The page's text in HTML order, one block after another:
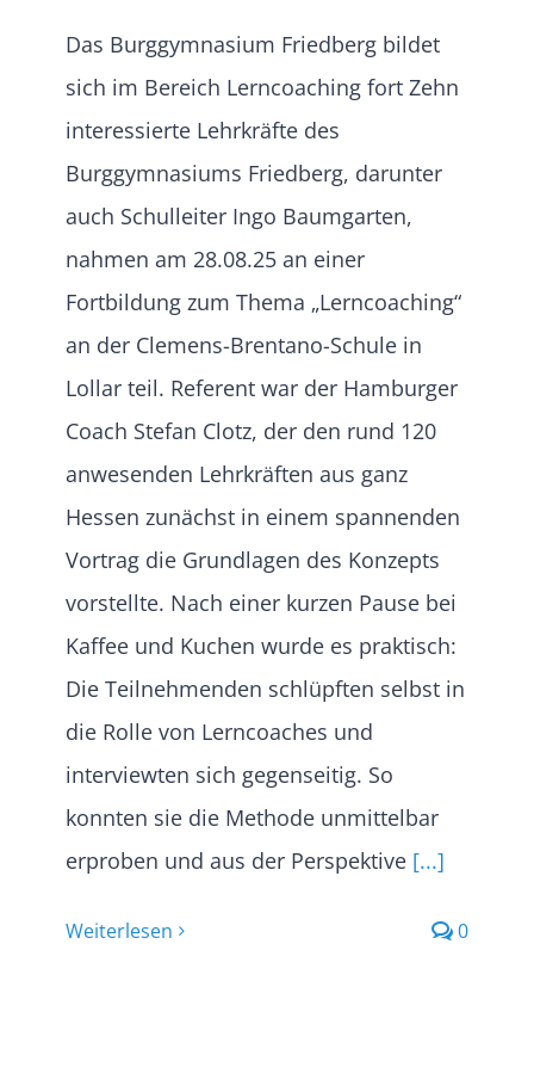
Das Burggymnasium Friedberg bildet
sich im Bereich Lerncoaching fort Zehn
interessierte Lehrkräfte des
Burggymnasiums Friedberg, darunter
auch Schulleiter Ingo Baumgarten,
nahmen am 28.08.25 an einer
Fortbildung zum Thema „Lerncoaching“
an der Clemens-Brentano-Schule in
Lollar teil. Referent war der Hamburger
Coach Stefan Clotz, der den rund 120
anwesenden Lehrkräften aus ganz
Hessen zunächst in einem spannenden
Vortrag die Grundlagen des Konzepts
vorstellte. Nach einer kurzen Pause bei
Kaffee und Kuchen wurde es praktisch:
Die Teilnehmenden schlüpften selbst in
die Rolle von Lerncoaches und
interviewten sich gegenseitig. So
konnten sie die Methode unmittelbar
erproben und aus der Perspektive[...]
Weiterlesen 0